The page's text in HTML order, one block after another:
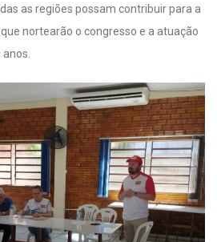
as regiões possam contribuir para a
nortearão o congresso e a atuação